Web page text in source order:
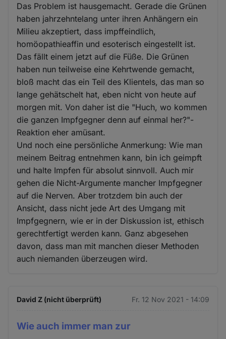
Das Problem ist hausgemacht. Gerade die Grünen
haben jahrzehntelang unter ihren Anhängern ein
Milieu akzeptiert, dass impffeindlich,
homöopathieaffin und esoterisch eingestellt ist.
Das fällt einem jetzt auf die Füße. Die Grünen
haben nun teilweise eine Kehrtwende gemacht,
bloß macht das ein Teil des Klientels, das man so
lange gehätschelt hat, eben nicht von heute auf
morgen mit. Von daher ist die "Huch, wo kommen
die ganzen Impfgegner denn auf einmal her?"-
Reaktion eher amüsant.
Und noch eine persönliche Anmerkung: Wie man
meinem Beitrag entnehmen kann, bin ich geimpft
und halte Impfen für absolut sinnvoll. Auch mir
gehen die Nicht-Argumente mancher Impfgegner
auf die Nerven. Aber trotzdem bin auch der
Ansicht, dass nicht jede Art des Umgang mit
Impfgegnern, wie er in der Diskussion ist, ethisch
gerechtfertigt werden kann. Ganz abgesehen
davon, dass man mit manchen dieser Methoden
auch niemanden überzeugen wird.
David Z (nicht überprüft) Fr. 12 Nov 2021 - 14:09
Wie auch immer man zur